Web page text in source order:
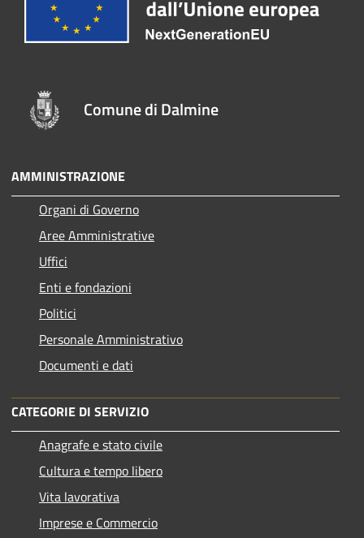
Comune di Dalmine
AMMINISTRAZIONE
Organi di Governo
Aree Amministrative
Uffici
Enti e fondazioni
Politici
Personale Amministrativo
Documenti e dati
CATEGORIE DI SERVIZIO
Anagrafe e stato civile
Cultura e tempo libero
Vita lavorativa
Imprese e Commercio